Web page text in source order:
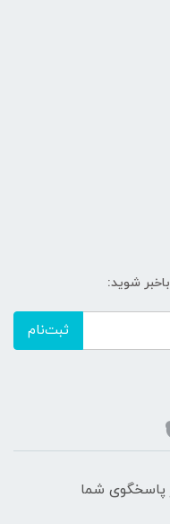
شوید:
ثبت‌نام
پاسخگوی شما